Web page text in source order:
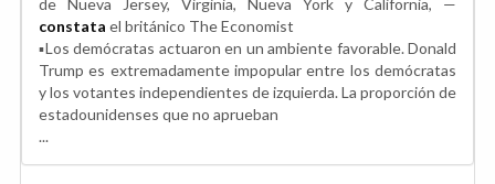
de Nueva Jersey, Virginia, Nueva York y California, —
constata el británico The Economist
▪️Los demócratas actuaron en un ambiente favorable. Donald
Trump es extremadamente impopular entre los demócratas
y los votantes independientes de izquierda. La proporción de
estadounidenses que no aprueban
...